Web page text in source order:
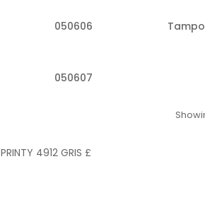
050606
050607
PRINTY 4912 GRIS £